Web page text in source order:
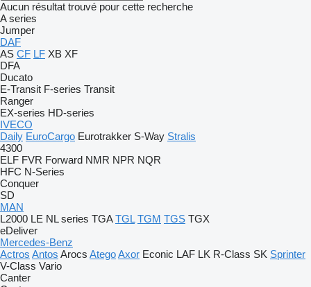
Aucun résultat trouvé pour cette recherche
A series
Jumper
DAF
AS CF LF XB XF
DFA
Ducato
E-Transit F-series Transit
Ranger
EX-series HD-series
IVECO
Daily EuroCargo Eurotrakker S-Way Stralis
4300
ELF FVR Forward NMR NPR NQR
HFC N-Series
Conquer
SD
MAN
L2000 LE NL series TGA TGL TGM TGS TGX
eDeliver
Mercedes-Benz
Actros Antos Arocs AtegoAxor Econic LAF LK R-Class SK Sprinter
V-Class Vario
Canter